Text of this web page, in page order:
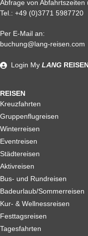
Alle weiteren
unseren AGB. Wir
Abfrage von Abfahrtszeiten
Tel.: +49 (0)3771 5987720
Per E-Mail an:
buchung@lang-reisen.com
REISEN
Kreuzfahrten
Gruppenflugreisen
Winterreisen
Eventreisen
Städtereisen
Aktivreisen
Bus- und Rundreisen
Badeurlaub/Sommerreisen
Kur- & Wellnessreisen
Festtagsreisen
Tagesfahrten
Login My LANG